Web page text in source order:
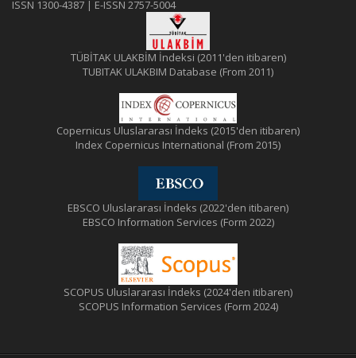
ISSN 1300-4387 | E-ISSN 2757-5004
TÜBİTAK ULAKBİM İndeksi (2011'den itibaren)
TUBITAK ULAKBIM Database (From 2011)
Copernicus Uluslararası İndeks (2015'den itibaren)
Index Copernicus International (From 2015)
EBSCO Uluslararası İndeks (2022'den itibaren)
EBSCO Information Services (Form 2022)
SCOPUS Uluslararası İndeks (2024'den itibaren)
SCOPUS Information Services (Form 2024)